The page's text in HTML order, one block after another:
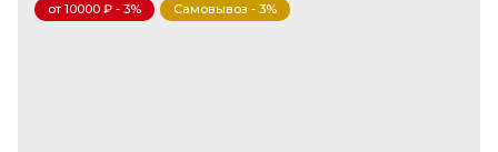
от 10000 ₽ - 3% Самовывоз - 3%